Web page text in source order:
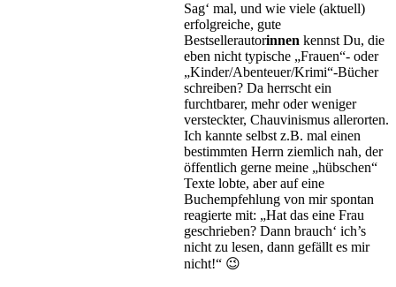
Sag‘ mal, und wie viele (aktuell)
erfolgreiche, gute
Bestsellerautorinnen kennst Du, die
eben nicht typische „Frauen“- oder
„Kinder/Abenteuer/Krimi“-Bücher
schreiben? Da herrscht ein
furchtbarer, mehr oder weniger
versteckter, Chauvinismus allerorten.
Ich kannte selbst z.B. mal einen
bestimmten Herrn ziemlich nah, der
öffentlich gerne meine „hübschen“
Texte lobte, aber auf eine
Buchempfehlung von mir spontan
reagierte mit: „Hat das eine Frau
geschrieben? Dann brauch‘ ich’s
nicht zu lesen, dann gefällt es mir
nicht!“ 😉